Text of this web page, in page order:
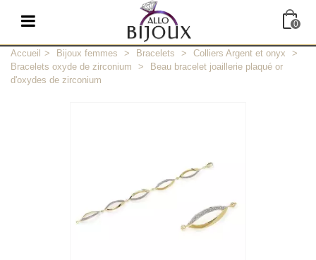
0
Accueil > Bijoux femmes > Bracelets > Colliers Argent et onyx
>
Bracelets oxyde de zirconium
>
Beau bracelet joaillerie plaqué or
d'oxydes de zirconium